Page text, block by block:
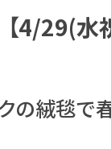
【4/29(水
の絨毯で